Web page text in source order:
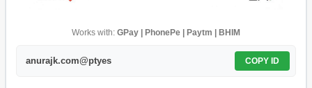
Works with: GPay | PhonePe | Paytm | BHIM
anurajk.com@ptyes COPY ID